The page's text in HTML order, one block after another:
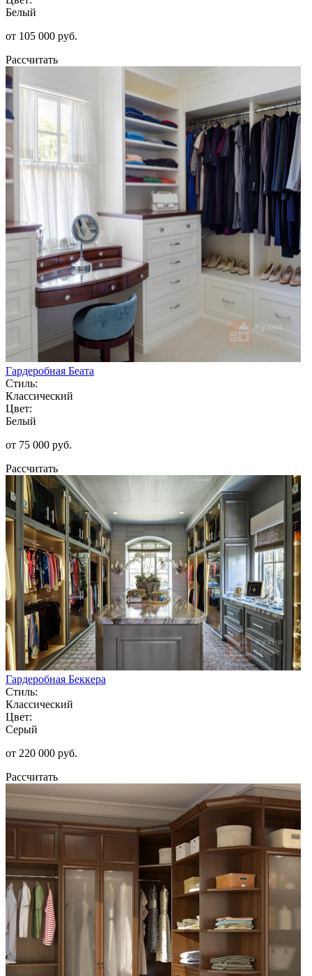
Белый
от 105 000 руб.
Рассчитать
Гардеробная Беата
Стиль:
Классический
Цвет:
Белый
от 75 000 руб.
Рассчитать
Гардеробная Беккера
Стиль:
Классический
Цвет:
Серый
от 220 000 руб.
Рассчитать